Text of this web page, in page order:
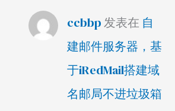
ccbbp发表在 自
建邮件服务器，基
于iRedMail搭建域
名邮局不进垃圾箱